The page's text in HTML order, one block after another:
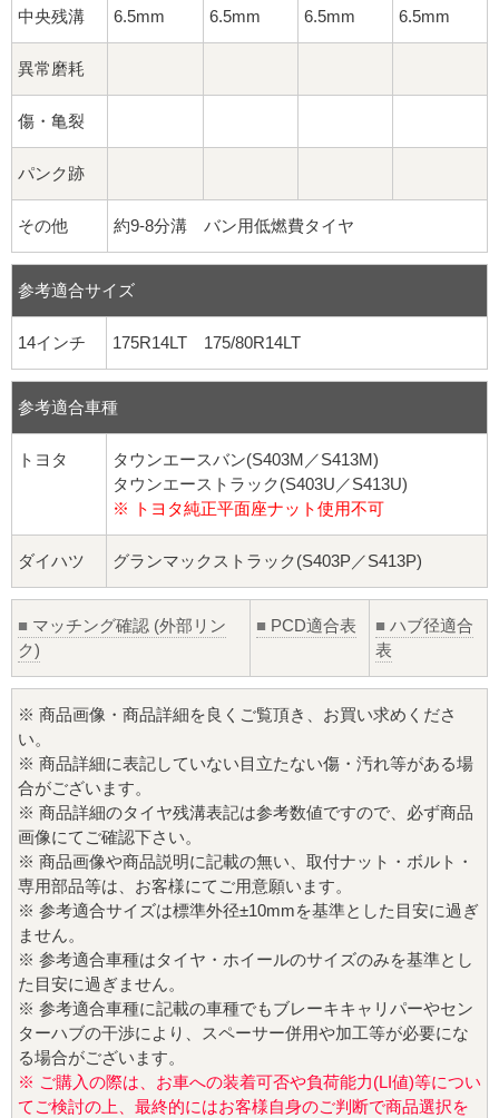
中央残溝 6.5mm 6.5mm 6.5mm 6.5mm
異常磨耗
傷・亀裂
パンク跡
その他 約9-8分溝 バン用低燃費タイヤ
参考適合サイズ
14インチ 175R14LT 175/80R14LT
参考適合車種
トヨタ
タウンエースバン(S403M／S413M)
タウンエーストラック(S403U／S413U)
※ トヨタ純正平面座ナット使用不可
ダイハツ グランマックストラック(S403P／S413P)
■ マッチング確認 (外部リン
ク)
■ PCD適合表 ■ ハブ径適合
表
※ 商品画像・商品詳細を良くご覧頂き、お買い求めくださ
い。
※ 商品詳細に表記していない目立たない傷・汚れ等がある場
合がございます。
※ 商品詳細のタイヤ残溝表記は参考数値ですので、必ず商品
画像にてご確認下さい。
※ 商品画像や商品説明に記載の無い、取付ナット・ボルト・
専用部品等は、お客様にてご用意願います。
※ 参考適合サイズは標準外径±10mmを基準とした目安に過ぎ
ません。
※ 参考適合車種はタイヤ・ホイールのサイズのみを基準とし
た目安に過ぎません。
※ 参考適合車種に記載の車種でもブレーキキャリパーやセン
ターハブの干渉により、スペーサー併用や加工等が必要にな
る場合がございます。
※ ご購入の際は、お車への装着可否や負荷能力(LI値)等につい
てご検討の上、最終的にはお客様自身のご判断で商品選択を